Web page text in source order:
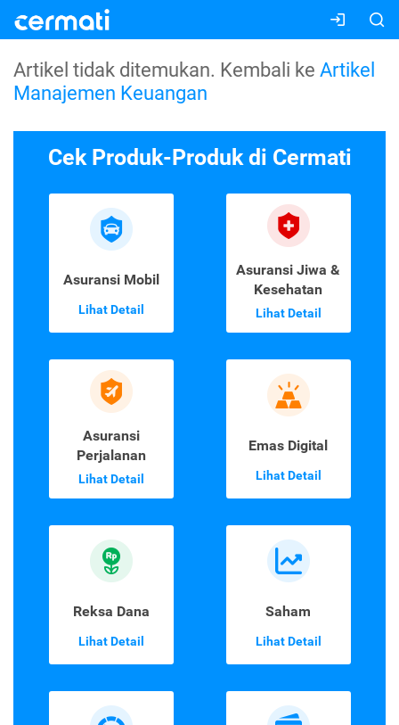
Artikel tidak ditemukan. Kembali ke Artikel
Manajemen Keuangan
Cek Produk-Produk di Cermati
Asuransi Mobil
Lihat Detail
Asuransi Jiwa &
Kesehatan
Lihat Detail
Asuransi
Perjalanan
Lihat Detail
Emas Digital
Lihat Detail
Reksa Dana
Lihat Detail
Saham
Lihat Detail